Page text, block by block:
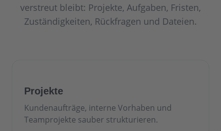
verstreut bleibt: Projekte, Aufgaben, Fristen,
Zuständigkeiten, Rückfragen und Dateien.
Projekte
Kundenaufträge, interne Vorhaben und
Teamprojekte sauber strukturieren.